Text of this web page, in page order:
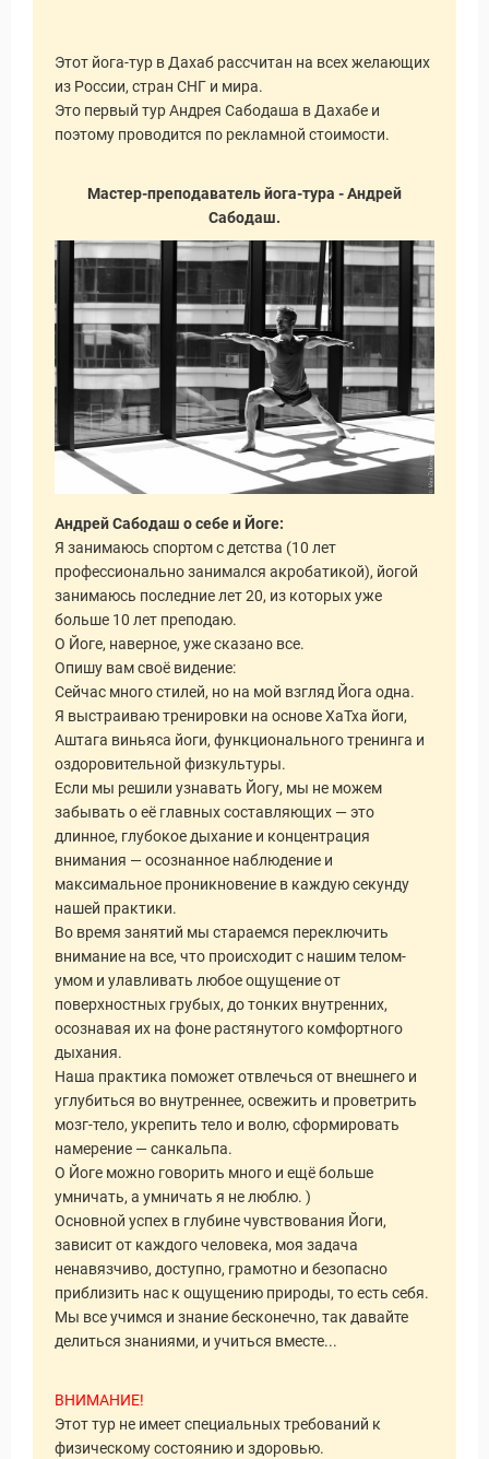
Туры
Этот йога-тур в Дахаб рассчитан на всех желающих
из России, стран СНГ и мира.
Это первый тур Андрея Сабодаша в Дахабе и
поэтому проводится по рекламной стоимости.
Мастер-преподаватель йога-тура - Андрей
Сабодаш.
Андрей Сабодаш о себе и Йоге:
Я занимаюсь спортом с детства (10 лет
профессионально занимался акробатикой), йогой
занимаюсь последние лет 20, из которых уже
больше 10 лет преподаю.
О Йоге, наверное, уже сказано все.
Опишу вам своё видение:
Сейчас много стилей, но на мой взгляд Йога одна.
Я выстраиваю тренировки на основе ХаТха йоги,
Аштага виньяса йоги, функционального тренинга и
оздоровительной физкультуры.
Если мы решили узнавать Йогу, мы не можем
забывать о её главных составляющих — это
длинное, глубокое дыхание и концентрация
внимания — осознанное наблюдение и
максимальное проникновение в каждую секунду
нашей практики.
Во время занятий мы стараемся переключить
внимание на все, что происходит с нашим телом-
умом и улавливать любое ощущение от
поверхностных грубых, до тонких внутренних,
осознавая их на фоне растянутого комфортного
дыхания.
Наша практика поможет отвлечься от внешнего и
углубиться во внутреннее, освежить и проветрить
мозг-тело, укрепить тело и волю, сформировать
намерение — санкальпа.
О Йоге можно говорить много и ещё больше
умничать, а умничать я не люблю. )
Основной успех в глубине чувствования Йоги,
зависит от каждого человека, моя задача
ненавязчиво, доступно, грамотно и безопасно
приблизить нас к ощущению природы, то есть себя.
Мы все учимся и знание бесконечно, так давайте
делиться знаниями, и учиться вместе...
ВНИМАНИЕ!
Этот тур не имеет специальных требований к
физическому состоянию и здоровью.